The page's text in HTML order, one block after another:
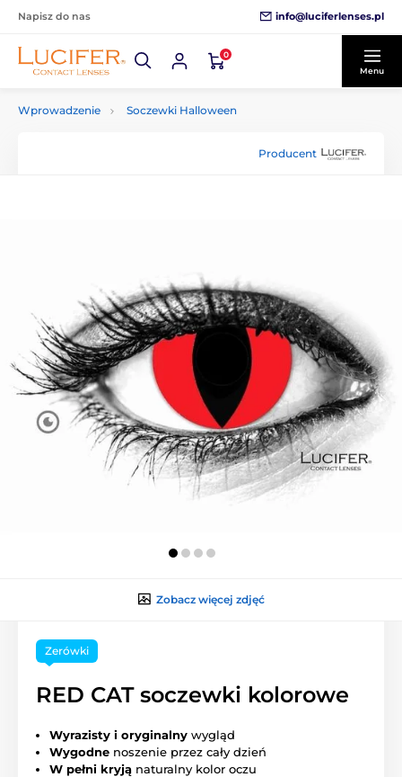
Napisz do nas info@luciferlenses.pl
0
Menu
Wprowadzenie Soczewki Halloween
Producent
Zobacz więcej zdjęć
Zerówki
RED CAT soczewki kolorowe
Wyrazisty i oryginalny wygląd
Wygodne noszenie przez cały dzień
W pełni kryją naturalny kolor oczu